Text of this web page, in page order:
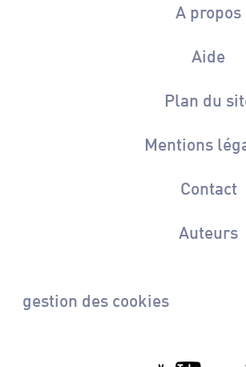
A propos
Aide
Plan du
Mentions
Contact
Auteurs
gestion des cookies